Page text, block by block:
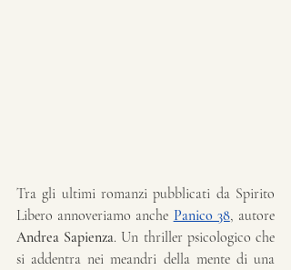
Tra gli ultimi romanzi pubblicati da Spirito
Libero annoveriamo anche Panico 38
Andrea Sapienza. Un thriller psicologico che
si addentra nei meandri della mente di una